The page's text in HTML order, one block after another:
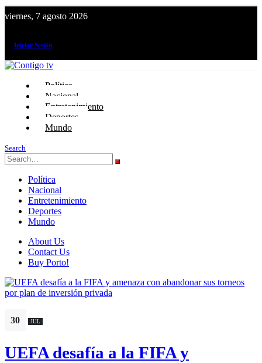
viernes, 7 agosto 2026
Iniciar Sesión
Política
Nacional
Entretenimiento
Deportes
Mundo
Search
Política
Nacional
Entretenimiento
Deportes
Mundo
About Us
Contact Us
Buy Porto!
30 JUL
UEFA desafía a la FIFA y